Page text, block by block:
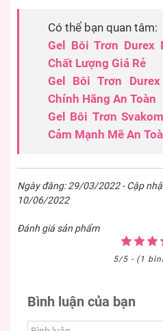
Có thể bạn quan tâm:
Gel Bôi Trơn Durex
Chất Lượng Giá Rẻ
Gel Bôi Trơn
Chính Hãng An Toàn
Gel Bôi Trơn
Cảm Mạnh Mẽ An
Ngày đăng: 29/03/2022 - Cập
10/06/2022
Đánh giá sản phẩm
5/5 - (1
Bình luận của bạn